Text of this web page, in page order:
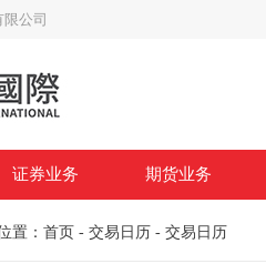
公司
证券业务
服务收费 风险声明
期货业务
服务收费 风险声明
软件下载 表格下载
法律法规
公司动态 联系我们
置： 首页 - 交易日历 - 交易日历